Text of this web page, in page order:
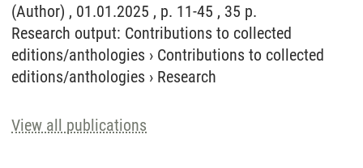
(Author) , 01.01.2025 , p. 11-45 , 35 p.
Research output: Contributions to collected
editions/anthologies › Contributions to collected
editions/anthologies › Research
View all publications